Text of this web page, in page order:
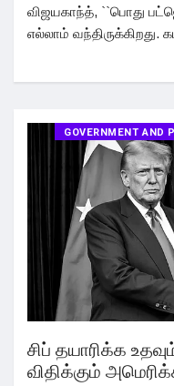
விஜயகாந்த், ``பொது
எல்லாம் வந்திருக்கிறது.
GOVERNMENT AND
சிப் தயாரிக்க
விதிக்கும்